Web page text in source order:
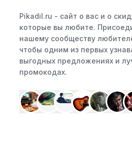
Pikadil.ru - cайт о вас и о
которые вы любите.
нашему сообществу
чтобы одним из первых
выгодных предложениях и
промокодах.